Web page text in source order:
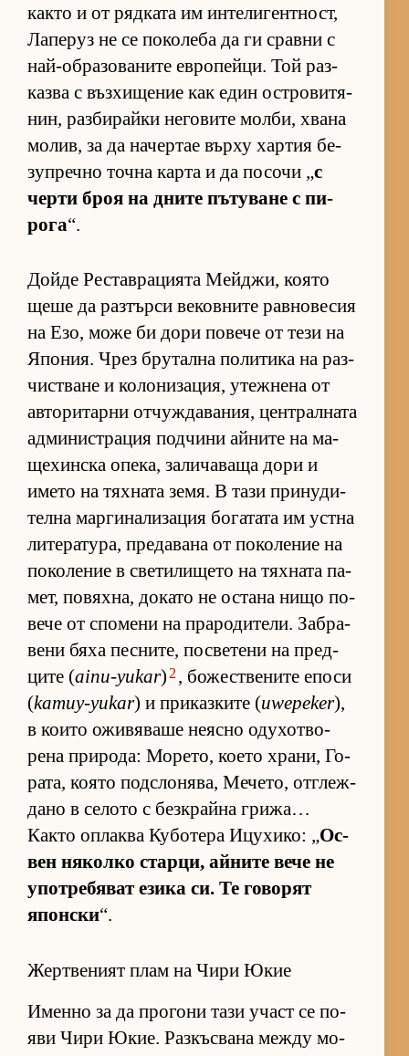
както и от ряд­ката им ин­те­ли­ген­т­ност,
Ла­пе­руз не се по­ко­леба да ги сравни с
най-об­ра­зо­ва­ните ев­ро­пей­ци. Той раз­
казва с въз­хи­ще­ние как един ос­т­ро­ви­тя­
нин, раз­би­райки не­го­вите мол­би, хвана
мо­лив, за да на­чер­тае върху хар­тия бе­
зуп­речно точна карта и да по­сочи „с
черти броя на дните пъ­ту­ване с пи­
рога“.
Дойде Рес­тав­ра­ци­ята Мей­джи, ко­ято
щеше да раз­търси ве­ков­ните рав­но­ве­сия
на Езо, може би дори по­вече от тези на
Япо­ния. Чрез бру­тална по­ли­тика на раз­
чис­т­ване и ко­ло­ни­за­ция, утеж­нена от
ав­то­ри­тарни от­чуж­да­ва­ния, цен­т­рал­ната
ад­ми­нис­т­ра­ция под­чини ай­ните на ма­
ще­хин­ска опе­ка, за­ли­ча­ваща дори и
името на тях­ната зе­мя. В тази при­ну­ди­
телна мар­ги­на­ли­за­ция бо­га­тата им ус­тна
ли­те­ра­ту­ра, пре­да­вана от по­ко­ле­ние на
по­ко­ле­ние в све­ти­ли­щето на тях­ната па­
мет, по­вях­на, до­като не ос­тана нищо по­
вече от спо­мени на пра­ро­ди­те­ли. Заб­ра­
вени бяха пес­ни­те, пос­ве­тени на пред­
ците (ainu-yukar) 2 , бо­жес­т­ве­ните епоси
(kamuy-yukar) и при­каз­ките (uwepeker),
в ко­ито ожи­вя­ваше не­ясно оду­хот­во­
рена при­ро­да: Мо­ре­то, ко­ето хра­ни, Го­
ра­та, ко­ято под­с­ло­ня­ва, Ме­че­то, от­г­леж­
дано в се­лото с без­к­райна гри­жа…
Както оп­лаква Ку­бо­тера Ицу­хи­ко: „Ос­
вен ня­колко стар­ци, ай­ните вече не
упот­ре­бя­ват езика си. Те го­во­рят
япон­ски“.
Жертвеният плам на Чири Юкие
Именно за да про­гони тази участ се по­
яви Чири Юкие. Раз­къс­вана между мо­